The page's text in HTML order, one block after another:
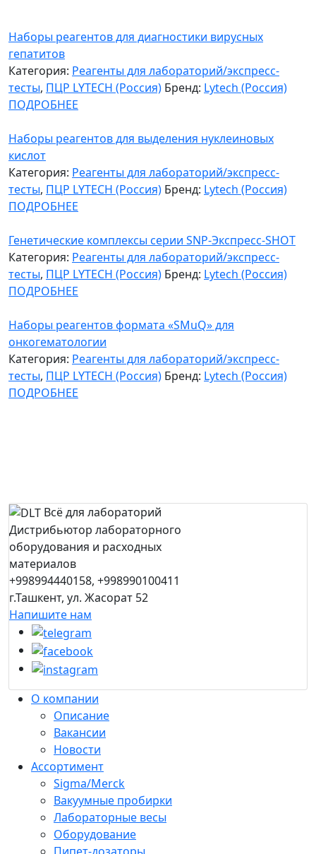
Наборы реагентов для диагностики вирусных
гепатитов
Категория: Реагенты для лабораторий/экспресс-
тесты, ПЦР LYTECH (Россия) Бренд: Lytech (Россия)
ПОДРОБНЕЕ
Наборы реагентов для выделения нуклеиновых
кислот
Категория: Реагенты для лабораторий/экспресс-
тесты, ПЦР LYTECH (Россия) Бренд: Lytech (Россия)
ПОДРОБНЕЕ
Генетические комплексы серии SNP-Экспресс-SHOT
Категория: Реагенты для лабораторий/экспресс-
тесты, ПЦР LYTECH (Россия) Бренд: Lytech (Россия)
ПОДРОБНЕЕ
Наборы реагентов формата «SMuQ» для
онкогематологии
Категория: Реагенты для лабораторий/экспресс-
тесты, ПЦР LYTECH (Россия) Бренд: Lytech (Россия)
ПОДРОБНЕЕ
Всё для лабораторий
Дистрибьютор лабораторного
оборудования и расходных
материалов
+998994440158, +998990100411
г.Ташкент, ул. Жасорат 52
Напишите нам
О компании
Описание
Вакансии
Новости
Ассортимент
Sigma/Merck
Вакуумные пробирки
Лабораторные весы
Оборудование
Пипет-дозаторы